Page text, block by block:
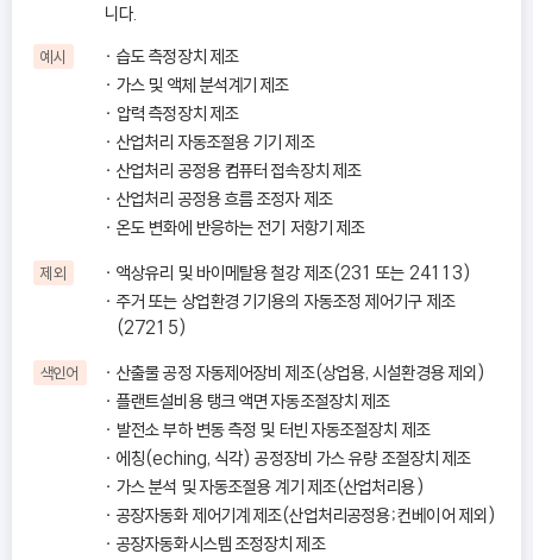
니다.
예시
습도 측정장치 제조
가스 및 액체 분석계기 제조
압력 측정장치 제조
산업처리 자동조절용 기기 제조
산업처리 공정용 컴퓨터 접속장치 제조
산업처리 공정용 흐름 조정자 제조
온도 변화에 반응하는 전기 저항기 제조
제외
액상유리 및 바이메탈용 철강 제조(231 또는 24113)
주거 또는 상업환경 기기용의 자동조정 제어기구 제조
(27215)
색인어
산출물 공정 자동제어장비 제조(상업용, 시설환경용 제외)
플랜트설비용 탱크 액면 자동조절장치 제조
발전소 부하 변동 측정 및 터빈 자동조절장치 제조
에칭(eching, 식각) 공정장비 가스 유량 조절장치 제조
가스 분석 및 자동조절용 계기 제조(산업처리용)
공장자동화 제어기계 제조(산업처리공정용；컨베이어 제외)
공장자동화시스템 조정장치 제조